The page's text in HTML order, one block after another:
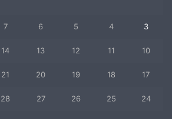
3
4
5
6
7
10
11
12
13
14
17
18
19
20
21
24
25
26
27
28